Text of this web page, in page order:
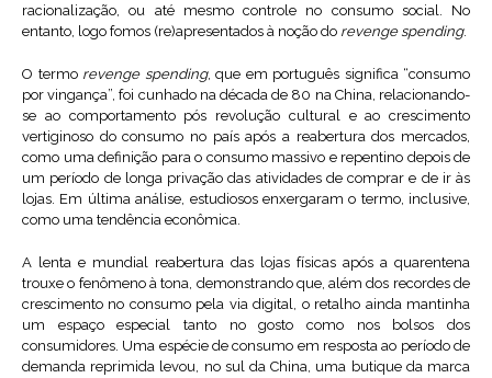
racionalização, ou até mesmo controle no consumo social. No
entanto, logo fomos (re)apresentados à noção do revenge spending.
O termo revenge spending, que em português significa “consumo
por vingança”, foi cunhado na década de 80 na China, relacionando-
se ao comportamento pós revolução cultural e ao crescimento
vertiginoso do consumo no país após a reabertura dos mercados,
como uma definição para o consumo massivo e repentino depois de
um período de longa privação das atividades de comprar e de ir às
lojas. Em última análise, estudiosos enxergaram o termo, inclusive,
como uma tendência econômica.
A lenta e mundial reabertura das lojas físicas após a quarentena
trouxe o fenômeno à tona, demonstrando que, além dos recordes de
crescimento no consumo pela via digital, o retalho ainda mantinha
um espaço especial tanto no gosto como nos bolsos dos
consumidores. Uma espécie de consumo em resposta ao período de
demanda reprimida levou, no sul da China, uma butique da marca